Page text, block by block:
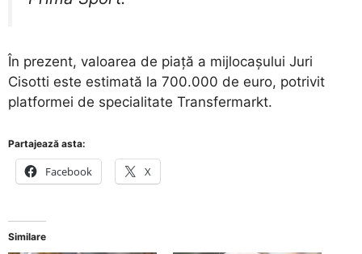
​În prezent, valoarea de piață a mijlocașului Juri
Cisotti este estimată la 700.000 de euro, potrivit
platformei de specialitate Transfermarkt.
Partajează asta:
Facebook X
Similare